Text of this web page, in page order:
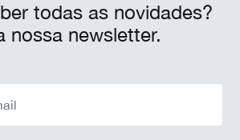
todas as novidades?
nossa newsletter.